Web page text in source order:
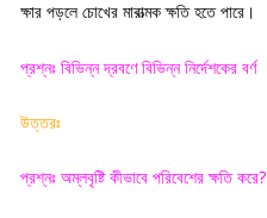
ক্ষার পড়লে চোখের মারাত্মক ক্ষতি হতে পারে ।
প্রশ্নঃ বিভিন্ন দ্রবণে বিভিন্ন নির্দেশকের বর্ণ
উত্তরঃ
প্রশ্নঃ অম্লবৃষ্টি কীভাবে পরিবেশের ক্ষতি করে?